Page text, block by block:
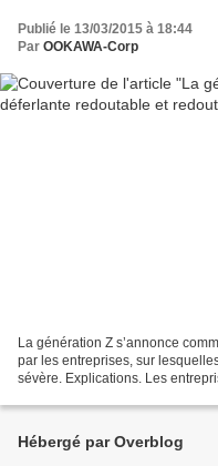
Publié le 13/03/2015 à 18:44
Par OOKAWA-Corp
La génération Z s’annonce
par les entreprises, sur
sévère. Explications. Les
Hébergé par Overblog